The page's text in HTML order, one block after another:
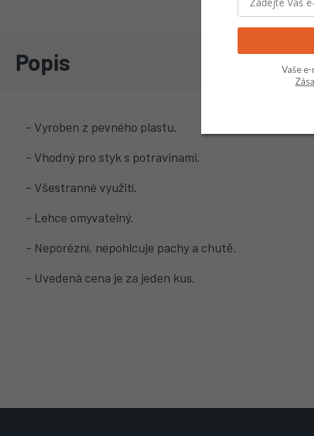
Popis
- Vyroben z pevného plastu.
- Vhodný pro styk s potravinami.
- Všestranné využití.
- Lehce omyvatelný.
- Neporézní, nepohlcuje pachy a chutě.
- Uvedená cena je za jeden kus.
Vaše